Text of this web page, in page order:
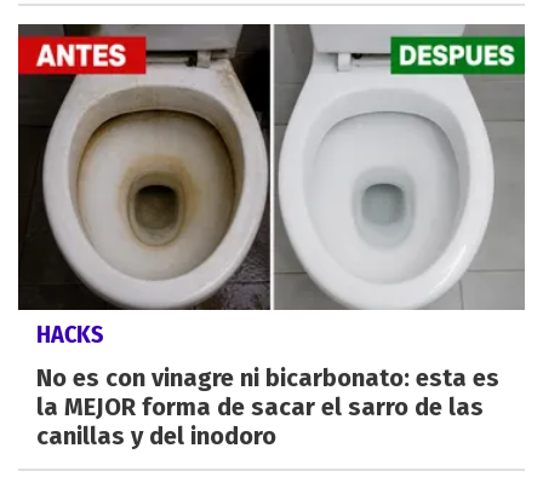
HACKS
No es con vinagre ni bicarbonato: esta es
la MEJOR forma de sacar el sarro de las
canillas y del inodoro